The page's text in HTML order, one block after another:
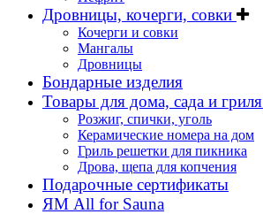
Дровницы, кочерги, совки
Кочерги и совки
Мангалы
Дровницы
Бондарные изделия
Товары для дома, сада и гриля
Розжиг, спички, уголь
Керамические номера на дом
Гриль решетки для пикника
Дрова, щепа для копчения
Подарочные сертификаты
ЯМ All for Sauna